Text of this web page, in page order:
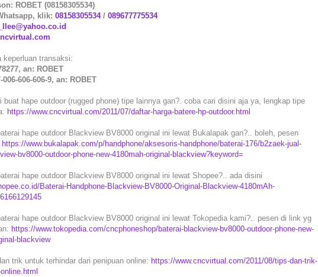
ROBET (08158305534)
klik: 08158305534/ 089677775534
keperluan transaksi:
an: ROBET
006-606-606-9, an: ROBET
buat hape outdoor (rugged phone) tipe lainnya gan?. coba cari disini aja ya, lengkap tipe
https://www.cncvirtual.com/2011/07/daftar-harga-batere-hp-outdoor.html
hape outdoor Blackview BV8000 original ini lewat Bukalapak gan?.. boleh, pesen
https://www.bukalapak.com/p/handphone/aksesoris-handphone/baterai-176/b2zaek-jual-
bv8000-outdoor-phone-new-4180mah-original-blackview?keyword=
hape outdoor Blackview BV8000 original ini lewat Shopee?.. ada disini
Baterai-Handphone-Blackview-BV8000-Original-Blackview-4180mAh-
hape outdoor Blackview BV8000 original ini lewat Tokopedia kami?.. pesen di link yg
https://www.tokopedia.com/cncphoneshop/baterai-blackview-bv8000-outdoor-phone-new-
blackview
trik untuk terhindar dari penipuan online: https://www.cncvirtual.com/2011/08/tips-dan-trik-